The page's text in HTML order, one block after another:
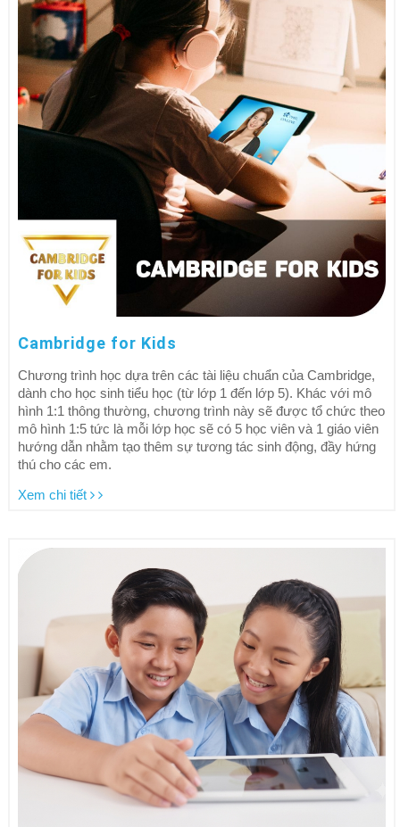
Cambridge for Kids
Chương trình học dựa trên các tài liệu chuẩn của Cambridge,
dành cho học sinh tiểu học (từ lớp 1 đến lớp 5). Khác với mô
hình 1:1 thông thường, chương trình này sẽ được tổ chức theo
mô hình 1:5 tức là mỗi lớp học sẽ có 5 học viên và 1 giáo viên
hướng dẫn nhằm tạo thêm sự tương tác sinh động, đầy hứng
thú cho các em.
Xem chi tiết